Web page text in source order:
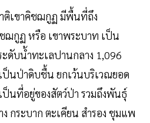
ติเขาคิชฌกูฏ มีพื้นที่ถึง
ฌกูฏ หรือ เขาพระบาท เป็น
ดับน้ำทะเลปานกลาง 1,096
นป่าดิบชื้น ยกเว้นบริเวณยอด
ป็นที่อยู่ของสัตว์ป่า รวมถึงพันธ์ุ
กระบาก ตะเคียน สำรอง ชุมแพ